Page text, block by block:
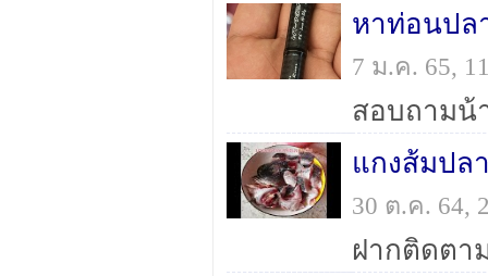
หาท่อนปล
7 ม.ค. 65,
แกงส้มปล
30 ต.ค. 64,
ฝากติดตา